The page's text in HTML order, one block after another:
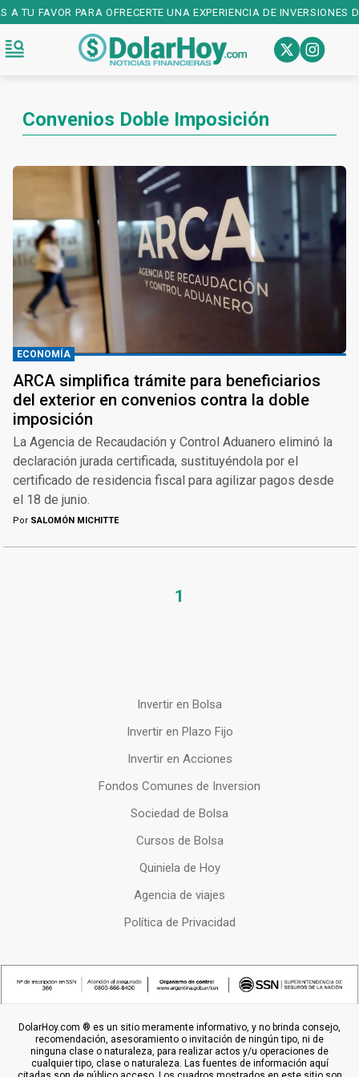
FAVOR PARA OFRECERTE UNA EXPERIENCIA DE INVERSIONES
Convenios Doble Imposición
ECONOMÍA
ARCA simplifica trámite para beneficiarios
del exterior en convenios contra la doble
imposición
La Agencia de Recaudación y Control Aduanero eliminó la
declaración jurada certificada, sustituyéndola por el
certificado de residencia fiscal para agilizar pagos desde
el 18 de junio.
Por SALOMÓN MICHITTE
1
Invertir en Bolsa
Invertir en Plazo Fijo
Invertir en Acciones
Fondos Comunes de Inversion
Sociedad de Bolsa
Cursos de Bolsa
Quiniela de Hoy
Agencia de viajes
Política de Privacidad
DolarHoy.com ® es un sitio meramente informativo, y no brinda consejo,
recomendación, asesoramiento o invitación de ningún tipo, ni de
ninguna clase o naturaleza, para realizar actos y/u operaciones de
cualquier tipo, clase o naturaleza. Las fuentes de información aquí